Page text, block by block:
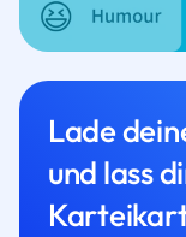
Lade
und lass